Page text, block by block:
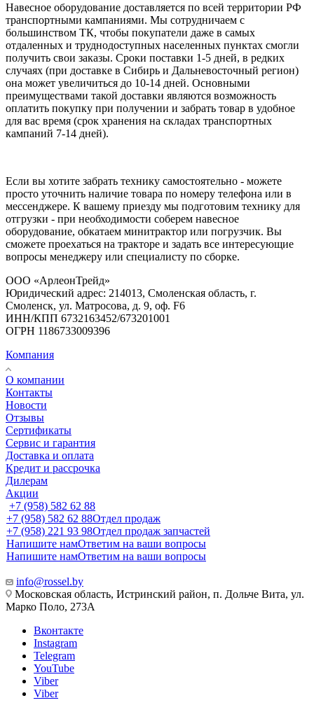
Навесное оборудование доставляется по всей территории РФ
транспортными кампаниями. Мы сотрудничаем с
большинством ТК, чтобы покупатели даже в самых
отдаленных и труднодоступных населенных пунктах смогли
получить свои заказы. Сроки поставки 1-5 дней, в редких
случаях (при доставке в Сибирь и Дальневосточный регион)
она может увеличиться до 10-14 дней. Основными
преимуществами такой доставки являются возможность
оплатить покупку при получении и забрать товар в удобное
для вас время (срок хранения на складах транспортных
кампаний 7-14 дней).
Если вы хотите забрать технику самостоятельно - можете
просто уточнить наличие товара по номеру телефона или в
мессенджере. К вашему приезду мы подготовим технику для
отгрузки - при необходимости соберем навесное
оборудование, обкатаем минитрактор или погрузчик. Вы
сможете проехаться на тракторе и задать все интересующие
вопросы менеджеру или специалисту по сборке.
ООО «АрлеонТрейд»
Юридический адрес: 214013, Смоленская область, г.
Смоленск, ул. Матросова, д. 9, оф. F6
ИНН/КПП 6732163452/673201001
ОГРН 1186733009396
Компания
О компании
Контакты
Новости
Отзывы
Сертификаты
Сервис и гарантия
Доставка и оплата
Кредит и рассрочка
Дилерам
Акции
+7 (958) 582 62 88
+7 (958) 582 62 88Отдел продаж
+7 (958) 221 93 98Отдел продаж запчастей
Напишите намОтветим на ваши вопросы
Напишите намОтветим на ваши вопросы
info@rossel.by
Московская область, Истринский район, п. Дольче Вита, ул.
Марко Поло, 273А
Вконтакте
Instagram
Telegram
YouTube
Viber
Viber